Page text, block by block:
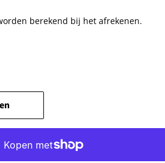
berekend bij het afrekenen.